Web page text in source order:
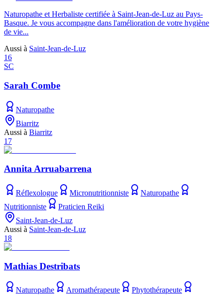
Naturopathe et Herbaliste certifiée à Saint-Jean-de-Luz au Pays-
Basque. Je vous accompagne dans l'amélioration de votre hygiène
de vie...
Aussi à Saint-Jean-de-Luz
16
SC
Sarah Combe
Naturopathe
Biarritz
Aussi à Biarritz
17
Annita Arruabarrena
Réflexologue Micronutritionniste
Naturopathe
Nutritionniste
Praticien Reiki
Saint-Jean-de-Luz
Aussi à Saint-Jean-de-Luz
18
Mathias Destribats
Naturopathe Aromathérapeute
Phytothérapeute